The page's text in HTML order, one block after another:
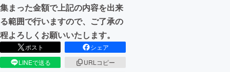
集まった金額で上記の内容を出来
る範囲で行いますので、ご了承の
程よろしくお願いいたします。
ポスト
シェア
LINEで送る
URLコピー